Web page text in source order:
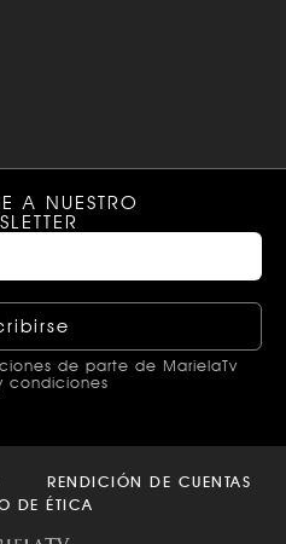
A NUESTRO
de parte de MarielaTv
condiciones
RENDICIÓN DE CUENTAS
DE ÉTICA